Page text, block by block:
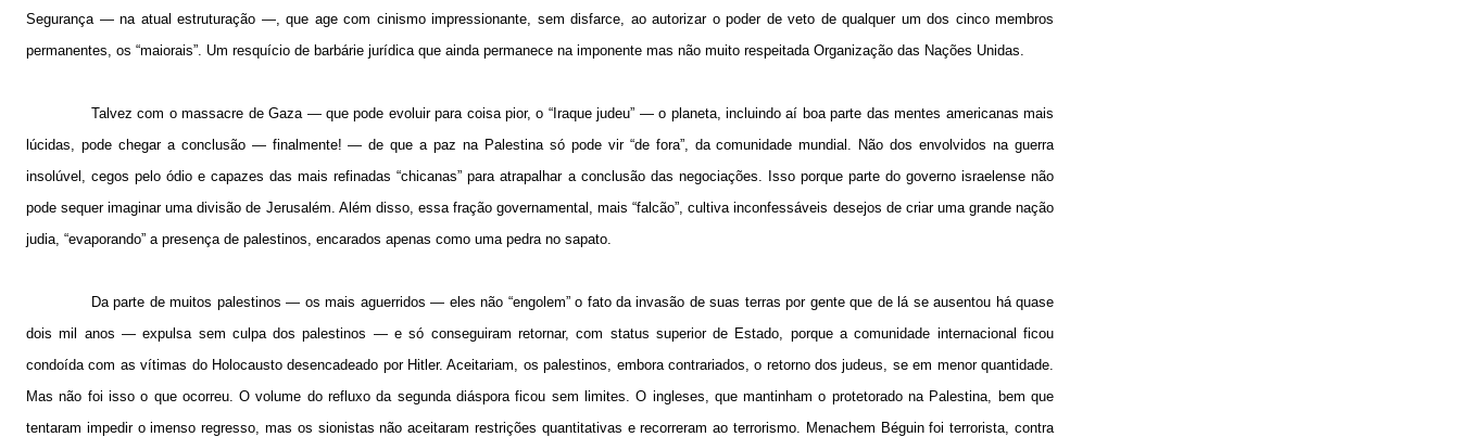
Segurança — na atual estruturação —, que age com cinismo impressionante, sem disfarce, ao autorizar o poder de veto de qualquer um dos cinco membros
permanentes, os “maiorais”. Um resquício de barbárie jurídica que ainda permanece na imponente mas não muito respeitada Organização das Nações Unidas.
Talvez com o massacre de Gaza — que pode evoluir para coisa pior, o “Iraque judeu” — o planeta, incluindo aí boa parte das mentes americanas mais
lúcidas, pode chegar a conclusão — finalmente! — de que a paz na Palestina só pode vir “de fora”, da comunidade mundial. Não dos envolvidos na guerra
insolúvel, cegos pelo ódio e capazes das mais refinadas “chicanas” para atrapalhar a conclusão das negociações. Isso porque parte do governo israelense não
pode sequer imaginar uma divisão de Jerusalém. Além disso, essa fração governamental, mais “falcão”, cultiva inconfessáveis desejos de criar uma grande nação
judia, “evaporando” a presença de palestinos, encarados apenas como uma pedra no sapato.
Da parte de muitos palestinos — os mais aguerridos — eles não “engolem” o fato da invasão de suas terras por gente que de lá se ausentou há quase
dois mil anos — expulsa sem culpa dos palestinos — e só conseguiram retornar, com status superior de Estado, porque a comunidade internacional ficou
condoída com as vítimas do Holocausto desencadeado por Hitler. Aceitariam, os palestinos, embora contrariados, o retorno dos judeus, se em menor quantidade.
Mas não foi isso o que ocorreu. O volume do refluxo da segunda diáspora ficou sem limites. O ingleses, que mantinham o protetorado na Palestina, bem que
tentaram impedir o imenso regresso, mas os sionistas não aceitaram restrições quantitativas e recorreram ao terrorismo. Menachem Béguin foi terrorista, contra